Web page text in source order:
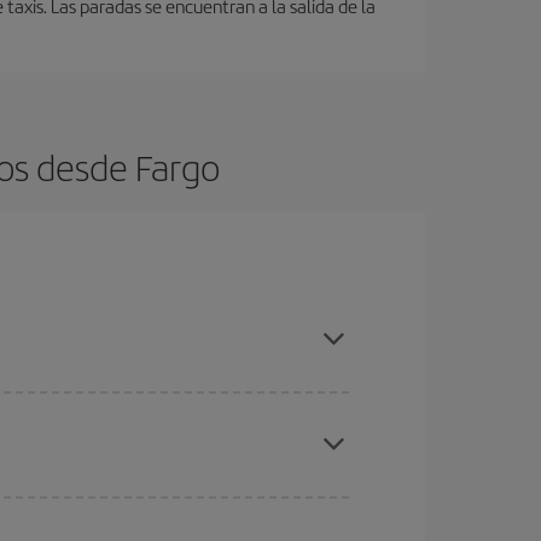
Las paradas se encuentran a la salida de la
desde Fargo
el vuelo más barato.